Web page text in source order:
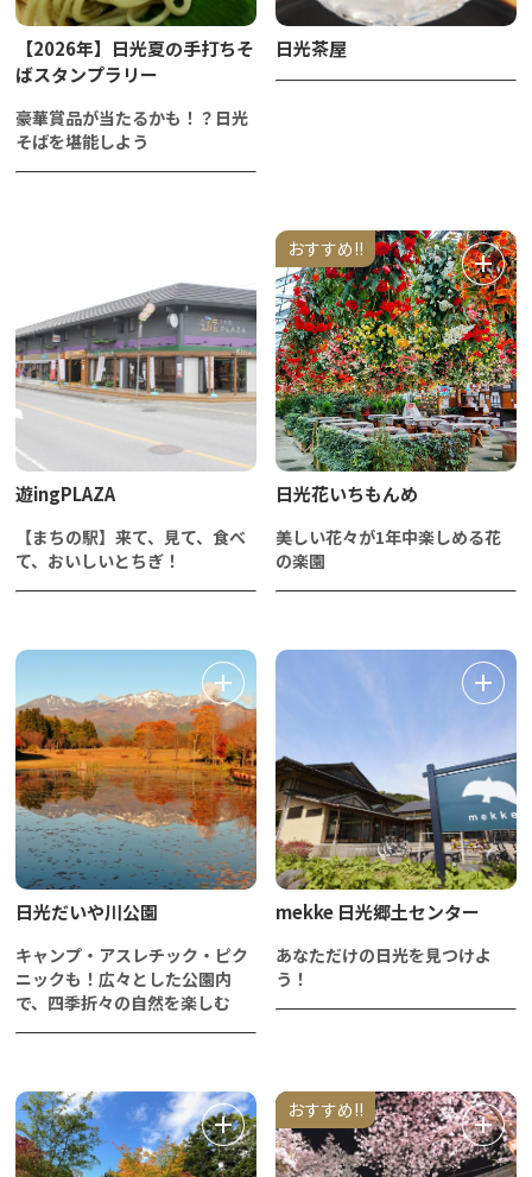
【2026年】日光夏の手打ちそ
ばスタンプラリー
豪華賞品が当たるかも！？日光
そばを堪能しよう
日光茶屋
遊ingPLAZA
【まちの駅】来て、見て、食べ
て、おいしいとちぎ！
おすすめ!!
日光花いちもんめ
美しい花々が1年中楽しめる花
の楽園
日光だいや川公園
キャンプ・アスレチック・ピク
ニックも！広々とした公園内
で、四季折々の自然を楽しむ
mekke 日光郷土センター
あなただけの日光を見つけよ
う！
おすすめ!!